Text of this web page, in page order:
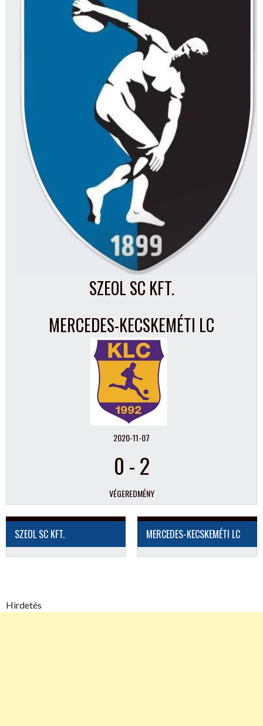
SZEOL SC KFT.
MERCEDES-KECSKEMÉTI LC
2020-11-07
0 -2
VÉGEREDMÉNY
SZEOL SC KFT. MERCEDES-KECSKEMÉTI LC
Hirdetés